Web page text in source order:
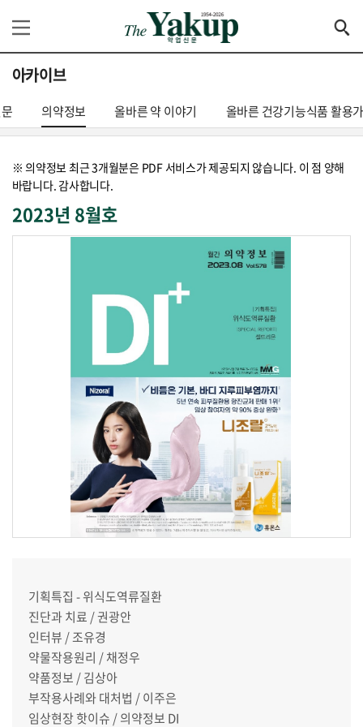
아카이브
의약정보 올바른 약 이야기 올바른 건강기능식품 활용
※ 의약정보 최근 3개월분은 PDF 서비스가 제공되지 않습니다. 이 점 양해
바랍니다. 감사합니다.
2023년 8월호
기획특집 - 위식도역류질환
진단과 치료 / 권광안
인터뷰 / 조유경
약물작용원리 / 채정우
약품정보 / 김상아
부작용사례와 대처법 / 이주은
임상현장 핫이슈 / 의약정보 DI